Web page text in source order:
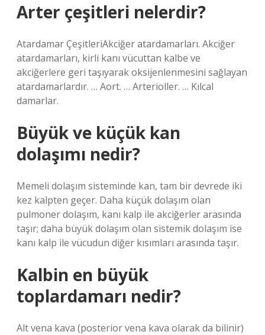
Arter çeşitleri nelerdir?
Atardamar ÇeşitleriAkciğer atardamarları. Akciğer
atardamarları, kirli kanı vücuttan kalbe ve
akciğerlere geri taşıyarak oksijenlenmesini sağlayan
atardamarlardır. … Aort. … Arterioller. … Kılcal
damarlar.
Büyük ve küçük kan
dolaşımı nedir?
Memeli dolaşım sisteminde kan, tam bir devrede iki
kez kalpten geçer. Daha küçük dolaşım olan
pulmoner dolaşım, kanı kalp ile akciğerler arasında
taşır; daha büyük dolaşım olan sistemik dolaşım ise
kanı kalp ile vücudun diğer kısımları arasında taşır.
Kalbin en büyük
toplardamarı nedir?
Alt vena kava (posterior vena kava olarak da bilinir)